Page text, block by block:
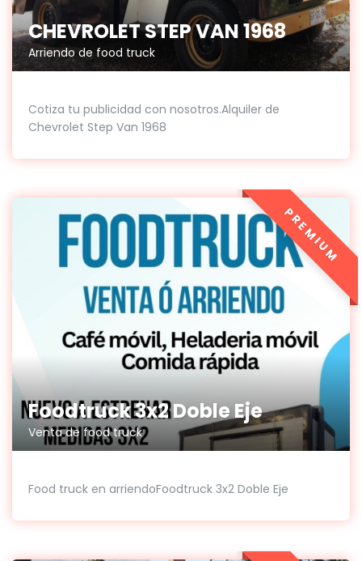
CHEVROLET STEP VAN 1968
Arriendo de food truck
Cotiza tu publicidad con nosotros.Alquiler de
Chevrolet Step Van 1968
Foodtruck 3x2 Doble Eje
Venta de food truck
Food truck en arriendoFoodtruck 3x2 Doble Eje
PREMIUM